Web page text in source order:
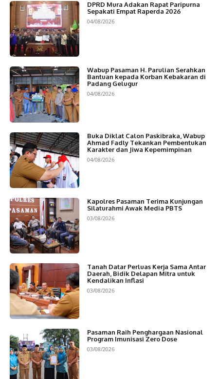
DPRD Mura Adakan Rapat Paripurna
Sepakati Empat Raperda 2026
04/08/2026
Wabup Pasaman H. Parulian Serahkan
Bantuan kepada Korban Kebakaran di
Padang Gelugur
04/08/2026
Buka Diklat Calon Paskibraka, Wabup
Ahmad Fadly Tekankan Pembentukan
Karakter dan Jiwa Kepemimpinan
04/08/2026
Kapolres Pasaman Terima Kunjungan
Silaturahmi Awak Media PBTS
03/08/2026
Tanah Datar Perluas Kerja Sama Antar
Daerah, Bidik Delapan Mitra untuk
Kendalikan Inflasi
03/08/2026
Pasaman Raih Penghargaan Nasional
Program Imunisasi Zero Dose
03/08/2026